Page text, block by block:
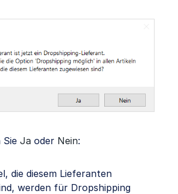
Sie Ja oder Nein:
die diesem Lieferanten
werden für Dropshipping